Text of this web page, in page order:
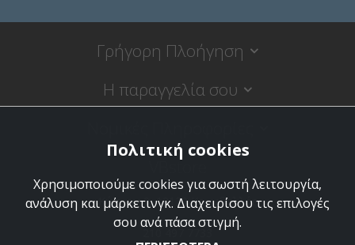
Γρήγορη Πλοήγηση
Η παραγγελία σου
VBstore
Κύπρου 9, 18120 Κορυδαλλός
Πολιτική cookies
Χρησιμοποιούμε cookies για σωστή λειτουργία,
ανάλυση και μάρκετινγκ. Διαχειρίσου τις επιλογές
σου ανά πάσα στιγμή.